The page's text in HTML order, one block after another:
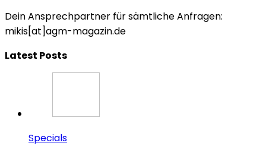
Dein Ansprechpartner für sämtliche Anfragen:
mikis[at]agm-magazin.de
Latest Posts
Specials